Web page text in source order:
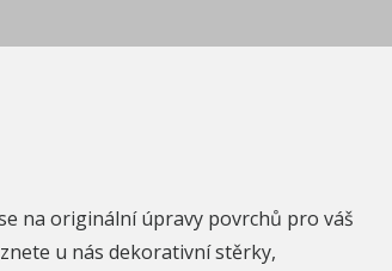
na originální úpravy povrchů pro váš
u nás dekorativní stěrky,